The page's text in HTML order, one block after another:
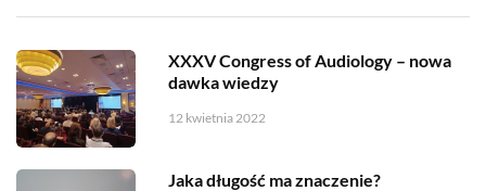
XXXV Congress of Audiology – nowa
dawka wiedzy
12 kwietnia 2022
Jaka długość ma znaczenie?